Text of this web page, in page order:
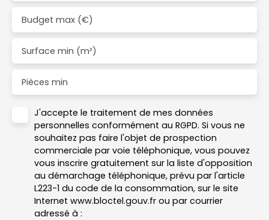
Budget max (€)
Surface min (m²)
Pièces min
J'accepte le traitement de mes données
personnelles conformément au RGPD. Si vous ne
souhaitez pas faire l'objet de prospection
commerciale par voie téléphonique, vous pouvez
vous inscrire gratuitement sur la liste d'opposition
au démarchage téléphonique, prévu par l'article
L223-1 du code de la consommation, sur le site
Internet www.bloctel.gouv.fr ou par courrier
adressé à :